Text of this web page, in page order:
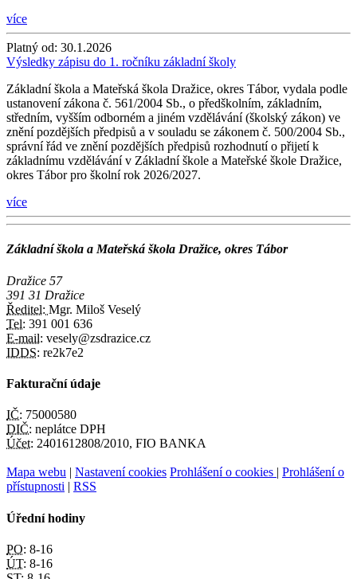
více
Platný od: 30.1.2026
Výsledky zápisu do 1. ročníku základní školy
Základní škola a Mateřská škola Dražice, okres Tábor, vydala podle
ustanovení zákona č. 561/2004 Sb., o předškolním, základním,
středním, vyšším odborném a jiném vzdělávání (školský zákon) ve
znění pozdějších předpisů a v souladu se zákonem č. 500/2004 Sb.,
správní řád ve znění pozdějších předpisů rozhodnutí o přijetí k
základnímu vzdělávání v Základní škole a Mateřské škole Dražice,
okres Tábor pro školní rok 2026/2027.
více
Základní škola a Mateřská škola Dražice, okres Tábor
Dražice 57
391 31 Dražice
Ředitel: Mgr. Miloš Veselý
Tel: 391 001 636
E-mail: vesely@zsdrazice.cz
IDDS: re2k7e2
Fakturační údaje
IČ: 75000580
DIČ: neplátce DPH
Účet: 2401612808/2010, FIO BANKA
Mapa webu | Nastavení cookies Prohlášení o cookies | Prohlášení o
přístupnosti | RSS
Úřední hodiny
PO: 8-16
ÚT: 8-16